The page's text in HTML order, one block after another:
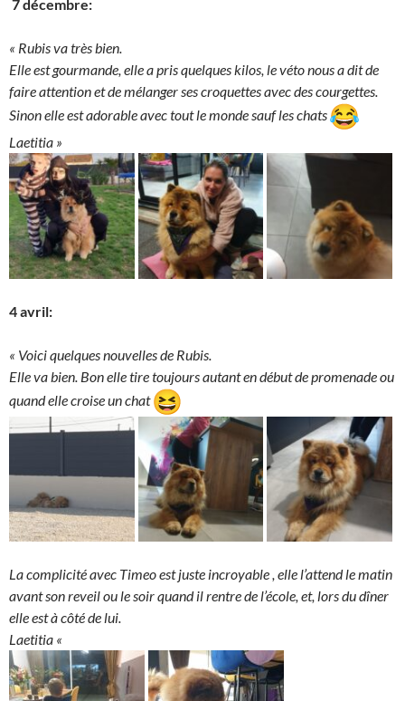
7 décembre:
« Rubis va très bien.
Elle est gourmande, elle a pris quelques kilos, le véto nous a dit de
faire attention et de mélanger ses croquettes avec des courgettes.
Sinon elle est adorable avec tout le monde sauf les chats
Laetitia »
4 avril:
« Voici quelques nouvelles de Rubis.
Elle va bien. Bon elle tire toujours autant en début de promenade ou
quand elle croise un chat
La complicité avec Timeo est juste incroyable , elle l’attend le matin
avant son reveil ou le soir quand il rentre de l’école, et, lors du dîner
elle est à côté de lui.
Laetitia «